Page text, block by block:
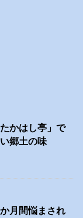
かはし亭」で
郷土の味
月間悩まされ